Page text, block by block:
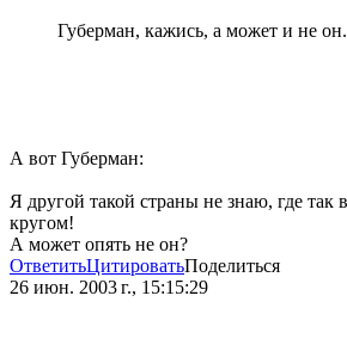
Губерман, кажись, а может и не он.
А вот Губерман:
Я другой такой страны не знаю, где так
кругом!
А может опять не он?
ОтветитьЦитироватьПоделиться
26 июн. 2003 г., 15:15:29